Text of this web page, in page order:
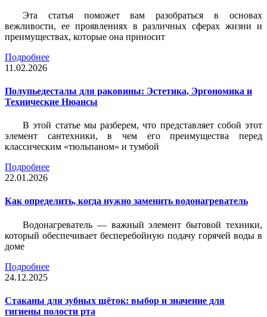
Эта статья поможет вам разобраться в основах
вежливости, ее проявлениях в различных сферах жизни и
преимуществах, которые она приносит
Подробнее
11.02.2026
Полупьедесталы для раковины: Эстетика, Эргономика и
Технические Нюансы
В этой статье мы разберем, что представляет собой этот
элемент сантехники, в чем его преимущества перед
классическим «тюльпаном» и тумбой
Подробнее
22.01.2026
Как определить, когда нужно заменить водонагреватель
Водонагреватель — важный элемент бытовой техники,
который обеспечивает бесперебойную подачу горячей воды в
доме
Подробнее
24.12.2025
Стаканы для зубных щёток: выбор и значение для
гигиены полости рта